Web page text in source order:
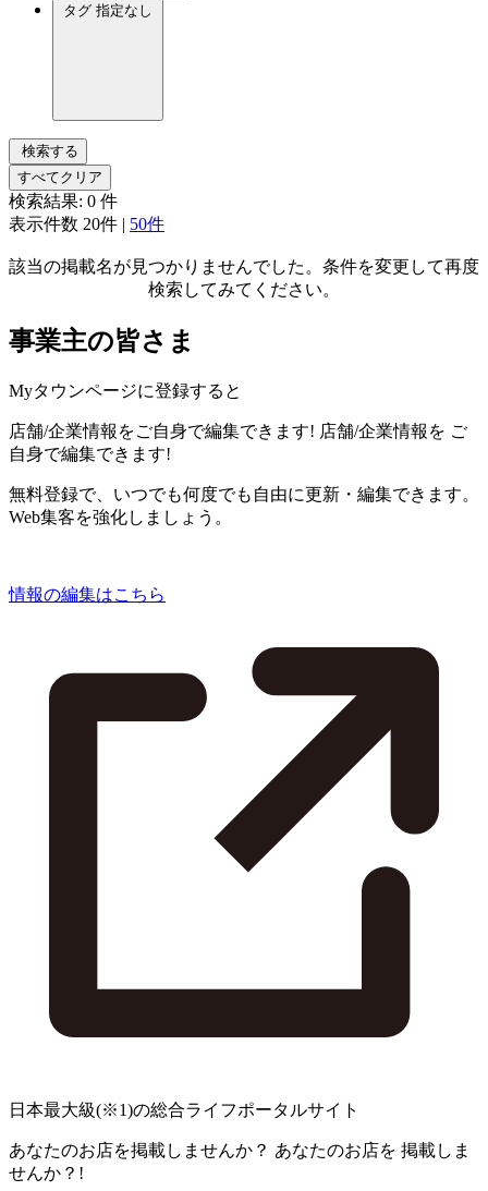
タグ 指定なし
検索する
すべてクリア
検索結果: 0 件
表示件数 20件 | 50件
該当の掲載名が見つかりませんでした。条件を変更して再度
検索してみてください。
事業主の皆さま
Myタウンページに登録すると
店舗/企業情報をご自身で編集できます! 店舗/企業情報を ご
自身で編集できます!
無料登録で、いつでも何度でも自由に更新・編集できます。
Web集客を強化しましょう。
情報の編集はこちら
日本最大級(※1)の総合ライフポータルサイト
あなたのお店を掲載しませんか？ あなたのお店を 掲載しま
せんか？!